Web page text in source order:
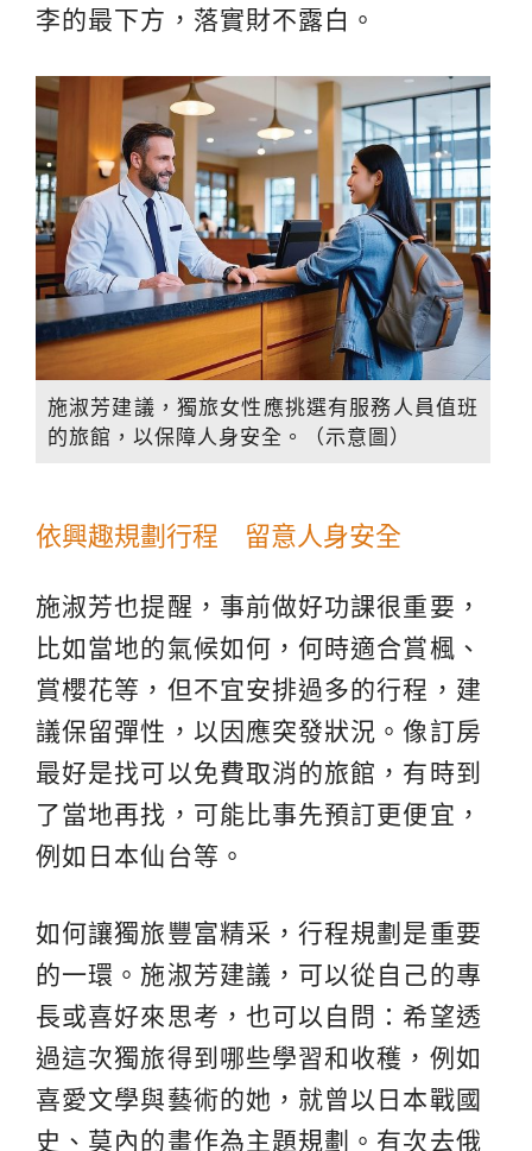
李的最下方，落實財不露白。
施淑芳建議，獨旅女性應挑選有服務人員值班
的旅館，以保障人身安全。（示意圖）
依興趣規劃行程 留意人身安全
施淑芳也提醒，事前做好功課很重要，
比如當地的氣候如何，何時適合賞楓、
賞櫻花等，但不宜安排過多的行程，建
議保留彈性，以因應突發狀況。像訂房
最好是找可以免費取消的旅館，有時到
了當地再找，可能比事先預訂更便宜，
例如日本仙台等。
如何讓獨旅豐富精采，行程規劃是重要
的一環。施淑芳建議，可以從自己的專
長或喜好來思考，也可以自問：希望透
過這次獨旅得到哪些學習和收穫，例如
喜愛文學與藝術的她，就曾以日本戰國
史、莫內的畫作為主題規劃。有次去俄